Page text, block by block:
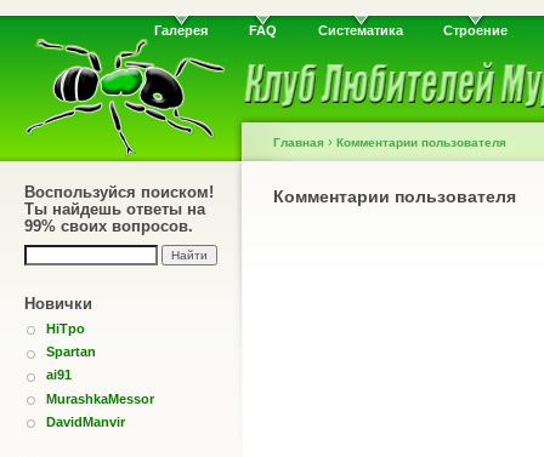
Галерея FAQ Систематика Строение
Воспользуйся поиском!
Ты найдешь ответы на
99% своих вопросов.
Новички
HiTpo
Spartan
ai91
MurashkaMessor
DavidManvir
Главная › Комментарии пользователя
Комментарии пользователя